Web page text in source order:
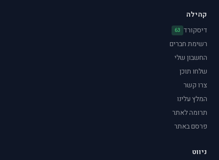
קהילה
דיסקורד 63
רשימת חברים
החשבון שלי
שלחו תוכן
צרו קשר
המלץ עלינו
תרומה לאתר
פרסם באתר
ניווט